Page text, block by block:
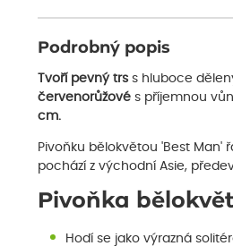
Podrobný popis
Tvoří pevný trs s hluboce
červenorůžové s příjemnou
cm.
Pivoňku bělokvětou 'Best Man'
pochází z východní Asie,
Pivoňka
Hodí se jako výrazná